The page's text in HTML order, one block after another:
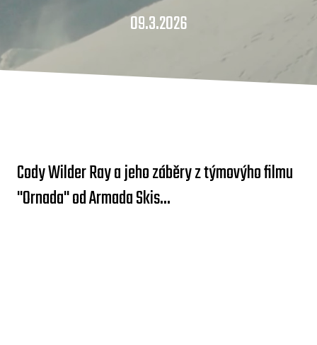
09.3.2026
Cody Wilder Ray a jeho záběry z týmovýho filmu
"Ornada" od Armada Skis...